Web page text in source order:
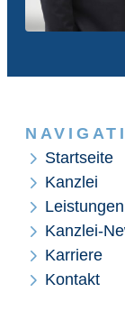
Startseite
Kanzlei
Leistungen
Kanzlei-
Karriere
Kontakt